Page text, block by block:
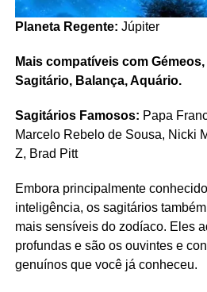
Planeta Regente: Júpiter
Mais compatíveis com
Sagitário, Balança, Aquário.
Sagitários Famosos: Papa
Marcelo Rebelo de Sousa, Nicki
Z, Brad Pitt
Embora principalmente
inteligência, os sagitários
mais sensíveis do zodíaco. Eles
profundas e são os ouvintes e
genuínos que você já conheceu.